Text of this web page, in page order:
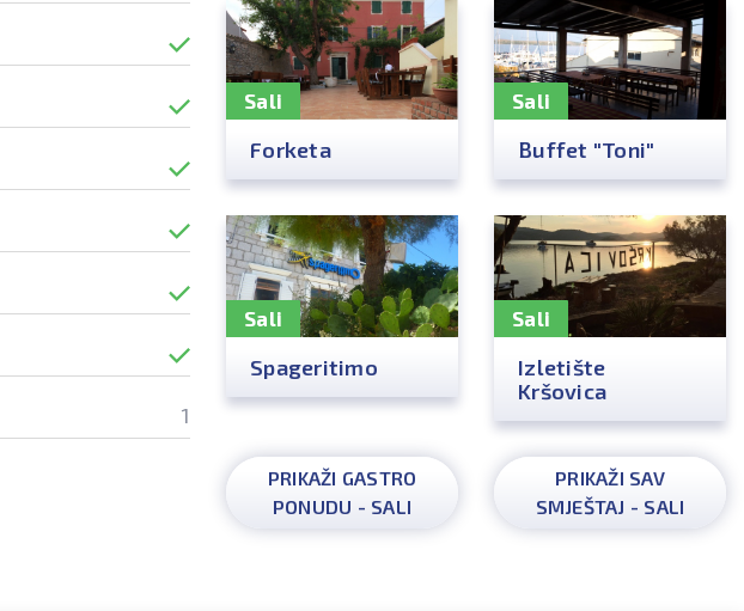
1
Sali
Forketa
Sali
Buffet "Toni"
Sali
Spageritimo
Sali
Izletište
Kršovica
PRIKAŽI GASTRO
PONUDU - SALI
PRIKAŽI SAV
SMJEŠTAJ - SALI